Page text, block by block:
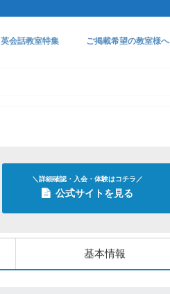
英会話教室特集 ご掲載希望の教室様へ
＼詳細確認・入会・体験はコチラ／
公式サイトを見る
基本情報